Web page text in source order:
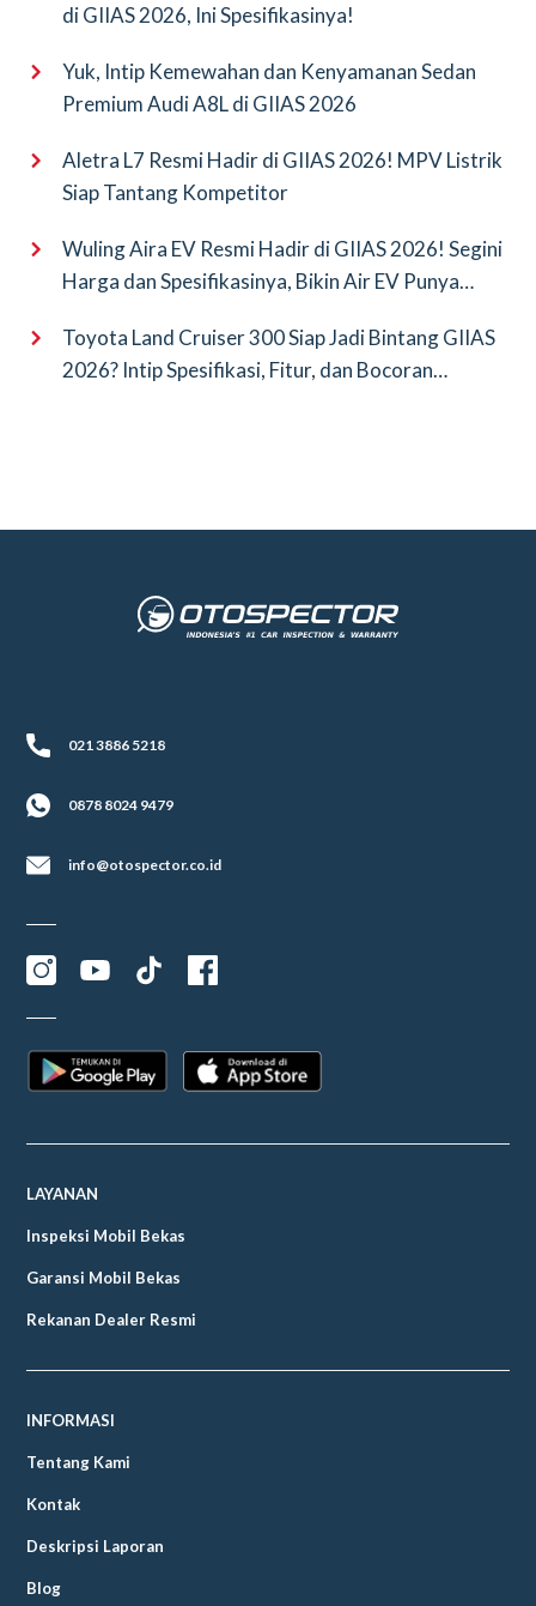
di GIIAS 2026, Ini Spesifikasinya!
Yuk, Intip Kemewahan dan Kenyamanan Sedan
Premium Audi A8L di GIIAS 2026
Aletra L7 Resmi Hadir di GIIAS 2026! MPV Listrik
Siap Tantang Kompetitor
Wuling Aira EV Resmi Hadir di GIIAS 2026! Segini
Harga dan Spesifikasinya, Bikin Air EV Punya
Toyota Land Cruiser 300 Siap Jadi Bintang GIIAS
2026? Intip Spesifikasi, Fitur, dan Bocoran
021 3886 5218
0878 8024 9479
info@otospector.co.id
LAYANAN
Inspeksi Mobil Bekas
Garansi Mobil Bekas
Rekanan Dealer Resmi
INFORMASI
Tentang Kami
Kontak
Deskripsi Laporan
Blog